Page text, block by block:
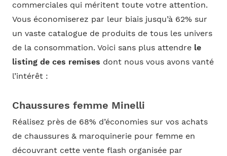
commerciales qui méritent toute votre attention.
Vous économiserez par leur biais jusqu’à 62% sur
un vaste catalogue de produits de tous les univers
de la consommation. Voici sans plus attendre le
listing de ces remises dont nous vous avons vanté
l’intérêt :
Chaussures femme Minelli
Réalisez près de 68% d’économies sur vos achats
de chaussures & maroquinerie pour femme en
découvrant cette vente flash organisée par